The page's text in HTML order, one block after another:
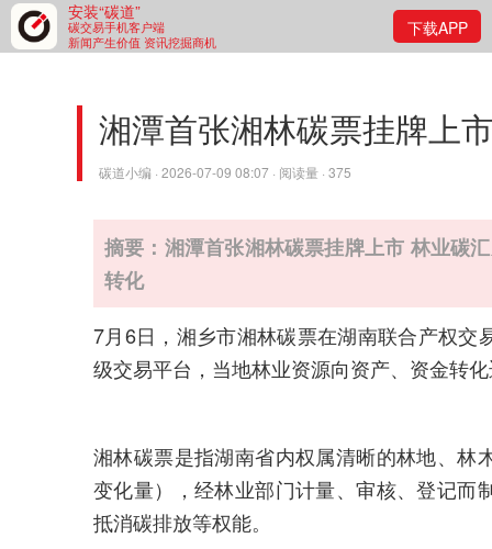
安装“碳道”
碳交易手机客户端
新闻产生价值 资讯挖掘商机
下载APP
湘潭首张湘林碳票挂牌上
碳道小编 · 2026-07-09 08:07 · 阅读量 · 375
摘要：湘潭首张湘林碳票挂牌上市 林业碳
转化
7月6日，湘乡市湘林碳票在湖南联合产权
级交易平台，当地林业资源向资产、资金转
湘林碳票是指湖南省内权属清晰的林地、林
变化量），经林业部门计量、审核、登记而
抵消碳排放等权能。